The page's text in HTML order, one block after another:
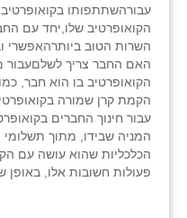
עבורהשתתפותו
הקואופרטיב שלו,יחד עם
השרות הטוב ביותרהאפשרי
האם החבר צריך לשלםעבור
הקואופרטיב בו הוא חבר,
הקמת קרן שמורה
עבור חינוך החברים
המניה שבידו, מתוך
הכלכליות שהוא עושה עם
פעולות חשובות אלו, באופן